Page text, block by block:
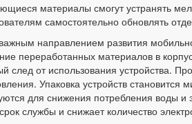
материалы смогут устранять
самостоятельно обновлять
важным направлением развития
переработанных материалов в
след от использования устройства.
Упаковка устройств
для снижения потребления воды
службы и снижает количество